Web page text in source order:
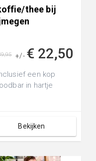
thee bij
+/- € 22,50
een kop
in hartje
Bekijken